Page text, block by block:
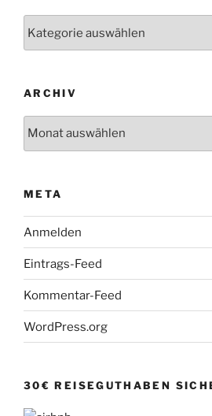
ARCHIV
META
Anmelden
Eintrags-Feed
Kommentar-Feed
WordPress.org
30€ REISEGUTHABEN